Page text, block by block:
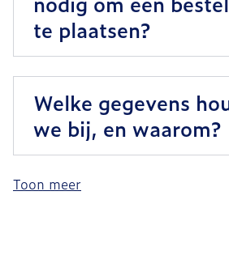
te plaatsen?
Welke gegevens
we bij, en waarom?
Toon meer